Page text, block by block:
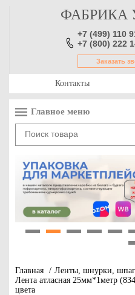
ФАБРИКА
+7 (499) 110
+7 (800) 222
Заказать
Контакты
Главное меню
Главная / Ленты, шнурки,
Лента атласная 25мм*1метр
цвета